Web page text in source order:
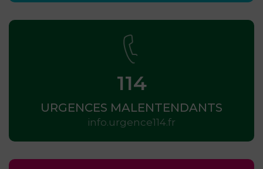
114
URGENCES MALENTENDANTS
info.urgence114.fr